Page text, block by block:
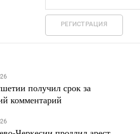
РЕГИСТРАЦИЯ
получил срок за
комментарий